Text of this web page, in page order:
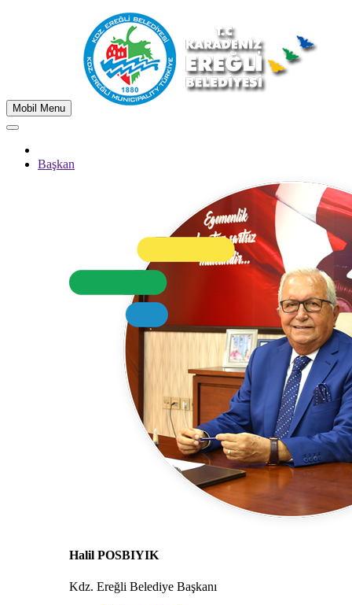
Mobil Menu
Başkan
Halil POSBIYIK
Kdz. Ereğli Belediye Başkanı